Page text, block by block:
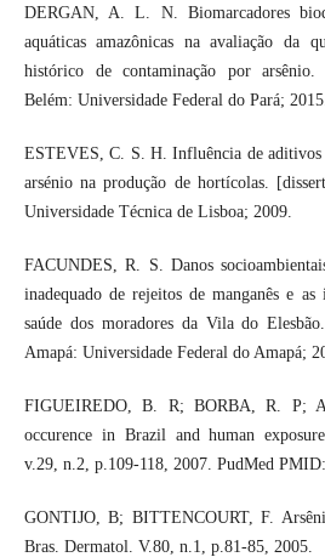
DERGAN, A. L. N. Biomarcadores
aquáticas amazônicas na avaliação da
histórico de contaminação por arsênio.
Belém: Universidade Federal do Pará; 2015.
ESTEVES, C. S. H. Influência de aditivos
arsénio na produção de hortícolas.
Universidade Técnica de Lisboa; 2009.
FACUNDES, R. S. Danos
inadequado de rejeitos de manganês e
saúde dos moradores da Vila do
Amapá: Universidade Federal do Amapá;
FIGUEIREDO, B. R; BORBA, R. P;
occurence in Brazil and human
v.29, n.2, p.109-118, 2007. PudMed
GONTIJO, B; BITTENCOURT, F.
Bras. Dermatol. V.80, n.1, p.81-85, 2005.